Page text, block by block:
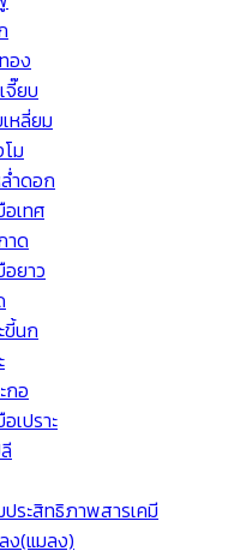
อง
จี๊ยบ
หลี่ยม
ม
ำดอก
เทศ
าด
ยาว
ขี้นก
กอ
เปราะ
ประสิทธิภาพสารเคมี
ง(แมลง)